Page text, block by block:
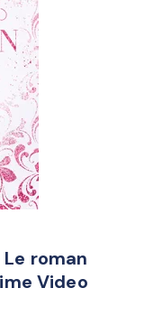
roman
Video